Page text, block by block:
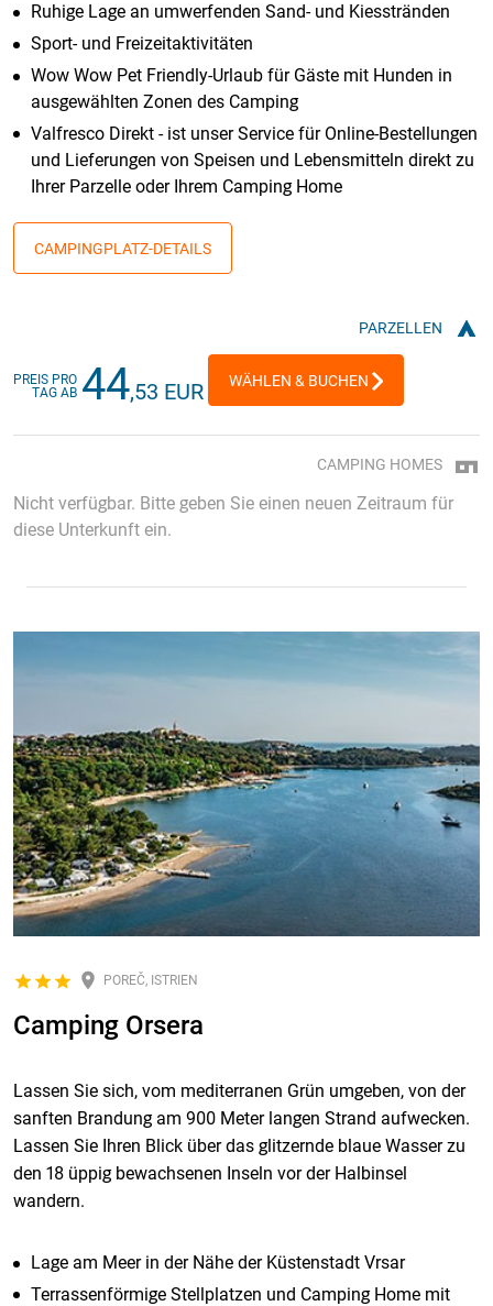
Ruhige Lage an umwerfenden Sand- und Kiesstränden
Sport- und Freizeitaktivitäten
Wow Wow Pet Friendly-Urlaub für Gäste mit Hunden in
ausgewählten Zonen des Camping
Valfresco Direkt - ist unser Service für Online-Bestellungen
und Lieferungen von Speisen und Lebensmitteln direkt zu
Ihrer Parzelle oder Ihrem Camping Home
CAMPINGPLATZ-DETAILS
PARZELLEN
PREIS PRO
TAG AB 44,53 EUR WÄHLEN & BUCHEN
CAMPING HOMES
Nicht verfügbar. Bitte geben Sie einen neuen Zeitraum für
diese Unterkunft ein.
POREČ, ISTRIEN
Camping Orsera
Lassen Sie sich, vom mediterranen Grün umgeben, von der
sanften Brandung am 900 Meter langen Strand aufwecken.
Lassen Sie Ihren Blick über das glitzernde blaue Wasser zu
den 18 üppig bewachsenen Inseln vor der Halbinsel
wandern.
Lage am Meer in der Nähe der Küstenstadt Vrsar
Terrassenförmige Stellplatzen und Camping Home mit